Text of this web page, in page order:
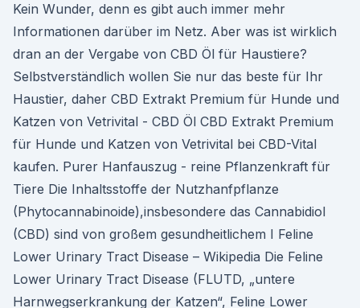
Kein Wunder, denn es gibt auch immer mehr
Informationen darüber im Netz. Aber was ist wirklich
dran an der Vergabe von CBD Öl für Haustiere?
Selbstverständlich wollen Sie nur das beste für Ihr
Haustier, daher CBD Extrakt Premium für Hunde und
Katzen von Vetrivital - CBD Öl CBD Extrakt Premium
für Hunde und Katzen von Vetrivital bei CBD-Vital
kaufen. Purer Hanfauszug - reine Pflanzenkraft für
Tiere Die Inhaltsstoffe der Nutzhanfpflanze
(Phytocannabinoide),insbesondere das Cannabidiol
(CBD) sind von großem gesundheitlichem I Feline
Lower Urinary Tract Disease – Wikipedia Die Feline
Lower Urinary Tract Disease (FLUTD, „untere
Harnwegserkrankung der Katzen“, Feline Lower